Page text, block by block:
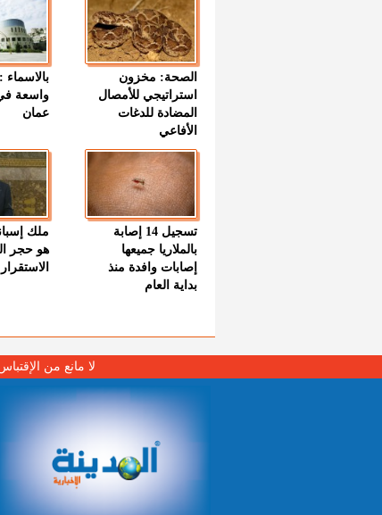
الصحة: مخزون
استراتيجي للأمصال
المضادة للدغات
الأفاعي
بالاسماء
واسعة
عمان
تسجيل 14 إصابة
بالملاريا جميعها
إصابات وافدة منذ
بداية العام
ملك
هو حجر
لا مانع من